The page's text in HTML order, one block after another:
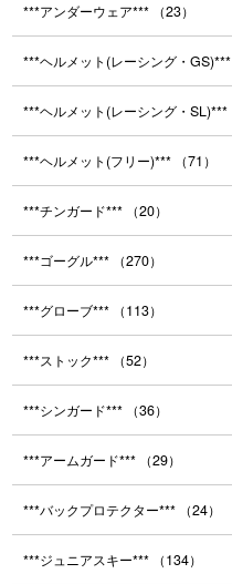
***アンダーウェア*** （23）
***ヘルメット(レーシング・GS)***
***ヘルメット(レーシング・SL)***
***ヘルメット(フリー)*** （71）
***チンガード*** （20）
***ゴーグル*** （270）
***グローブ*** （113）
***ストック*** （52）
***シンガード*** （36）
***アームガード*** （29）
***バックプロテクター*** （24）
***ジュニアスキー*** （134）